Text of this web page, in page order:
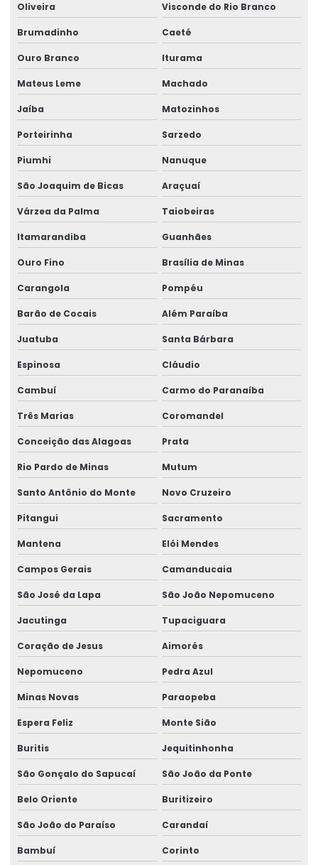
Oliveira Visconde do Rio Branco
Brumadinho Caeté
Ouro Branco Iturama
Mateus Leme Machado
Jaíba Matozinhos
Porteirinha Sarzedo
Piumhi Nanuque
São Joaquim de Bicas Araçuaí
Várzea da Palma Taiobeiras
Itamarandiba Guanhães
Ouro Fino Brasília de Minas
Carangola Pompéu
Barão de Cocais Além Paraíba
Juatuba Santa Bárbara
Espinosa Cláudio
Cambuí Carmo do Paranaíba
Três Marias Coromandel
Conceição das Alagoas Prata
Rio Pardo de Minas Mutum
Santo Antônio do Monte Novo Cruzeiro
Pitangui Sacramento
Mantena Elói Mendes
Campos Gerais Camanducaia
São José da Lapa São João Nepomuceno
Jacutinga Tupaciguara
Coração de Jesus Aimorés
Nepomuceno Pedra Azul
Minas Novas Paraopeba
Espera Feliz Monte Sião
Buritis Jequitinhonha
São Gonçalo do Sapucaí São João da Ponte
Belo Oriente Buritizeiro
São João do Paraíso Carandaí
Bambuí Corinto